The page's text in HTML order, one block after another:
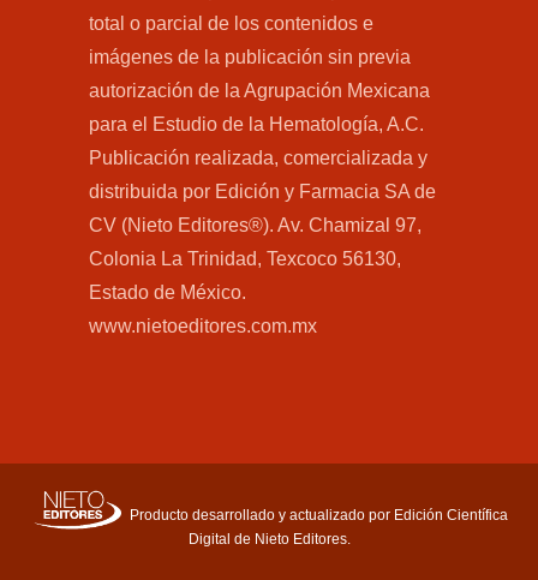
total o parcial de los contenidos e
imágenes de la publicación sin previa
autorización de la Agrupación Mexicana
para el Estudio de la Hematología, A.C.
Publicación realizada, comercializada y
distribuida por Edición y Farmacia SA de
CV (Nieto Editores®). Av. Chamizal 97,
Colonia La Trinidad, Texcoco 56130,
Estado de México.
www.nietoeditores.com.mx
Producto desarrollado y actualizado por Edición Científica
Digital de Nieto Editores.